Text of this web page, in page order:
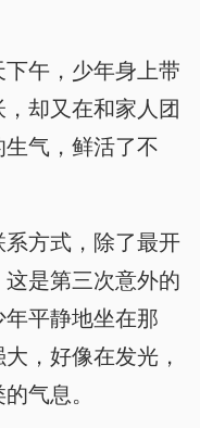
午，少年身上带
却又在和家人团
气，鲜活了不
方式，除了最开
是第三次意外的
平静地坐在那
，好像在发光，
气息。